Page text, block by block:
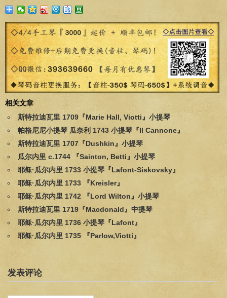
相关文章
斯特拉迪瓦里 1709『Marie Hall, Viotti』小提琴
帕格尼尼小提琴 瓜奈利 1743 小提琴『Il Cannone』
斯特拉迪瓦里 1707『Dushkin』小提琴
瓜尔内里 c.1744 『Sainton, Betti』小提琴
耶稣·瓜尔内里 1733 小提琴『Lafont-Siskovsky』
耶稣·瓜尔内里 1733 『Kreisler』
耶稣·瓜尔内里 1742 『Lord Wilton』小提琴
斯特拉迪瓦里 1719『Macdonald』中提琴
耶稣·瓜尔内里 1736 小提琴『Lafont』
耶稣·瓜尔内里 1735 『Parlow,Viotti』
发表评论